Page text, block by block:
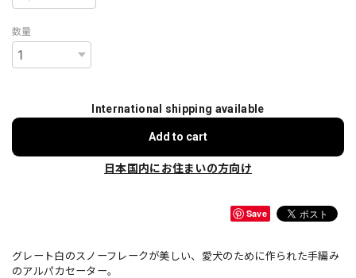
数量
International shipping available
Add to cart
日本国内にお住まいの方向け
Save
グレート白のスノーフレークが美しい、愛犬のために作られた手編み
のアルパカセーター。